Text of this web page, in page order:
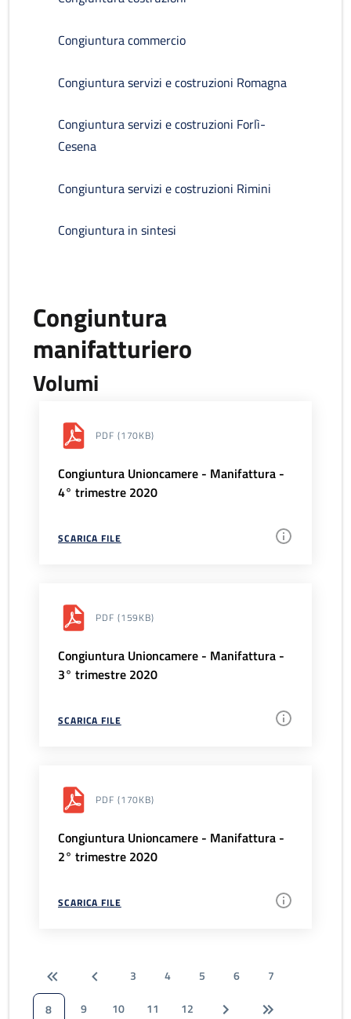
Congiuntura commercio
Congiuntura servizi e costruzioni Romagna
Congiuntura servizi e costruzioni Forlì-
Cesena
Congiuntura servizi e costruzioni Rimini
Congiuntura in sintesi
Congiuntura
manifatturiero
Volumi
PDF (170KB)
Congiuntura Unioncamere - Manifattura -
4° trimestre 2020
SCARICA FILE
PDF (159KB)
Congiuntura Unioncamere - Manifattura -
3° trimestre 2020
SCARICA FILE
PDF (170KB)
Congiuntura Unioncamere - Manifattura -
2° trimestre 2020
SCARICA FILE
3 4 5 6
7
8
9 10 11 12